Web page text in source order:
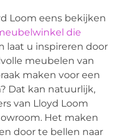
Loom eens bekijken
die
laat u inspireren door
meubelen van
maken voor een
Dat kan natuurlijk,
van Lloyd Loom
Het maken
door te bellen naar